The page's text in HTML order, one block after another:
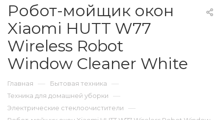
Робот-мойщик окон
Xiaomi HUTT W77
Wireless Robot
Window Cleaner White
Главная — Бытовая техника —
Техника для домашней уборки —
Электрические стеклоочистители —